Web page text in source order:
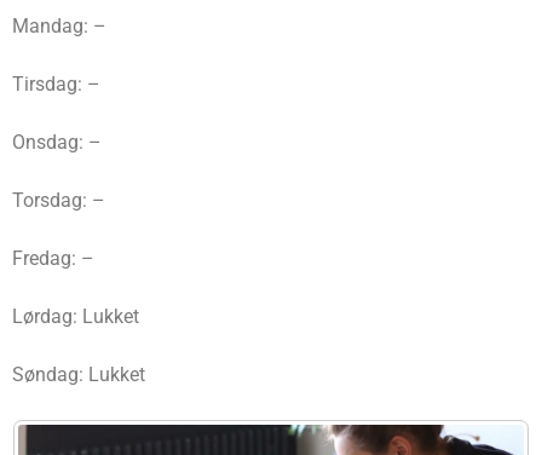
Mandag: –
Tirsdag: –
Onsdag: –
Torsdag: –
Fredag: –
Lørdag: Lukket
Søndag: Lukket